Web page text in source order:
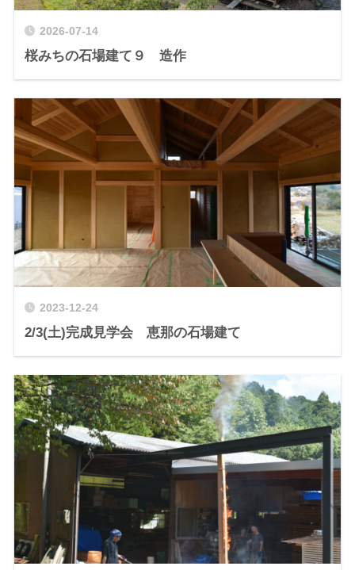
2026-07-14
桜みちの石場建て９ 造作
2023-12-24
2/3(土)完成見学会 恵那の石場建て